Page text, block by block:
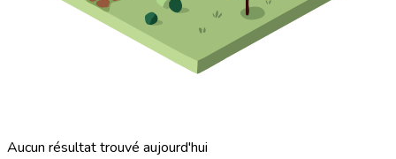
Aucun résultat trouvé aujourd'hui